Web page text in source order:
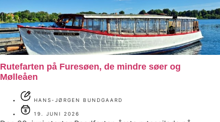
Rutefarten på Furesøen, de mindre søer og
Mølleåen
HANS-JØRGEN BUNDGAARD
19. JUNI 2026